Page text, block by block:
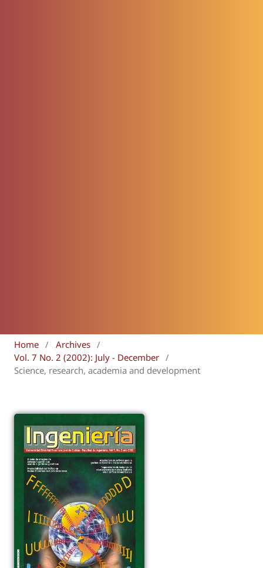
Home / Archives /
Vol. 7 No. 2 (2002): July - December /
Science, research, academia and development